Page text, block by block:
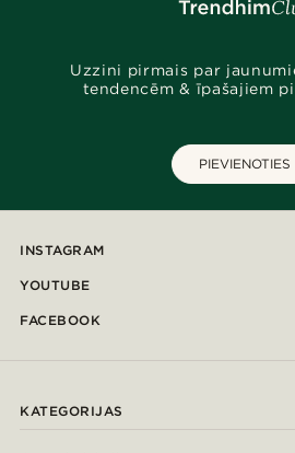
Uzzini pirmais par
tendencēm & īpašajiem
PIEVIENOTIES
INSTAGRAM
YOUTUBE
FACEBOOK
KATEGORIJAS